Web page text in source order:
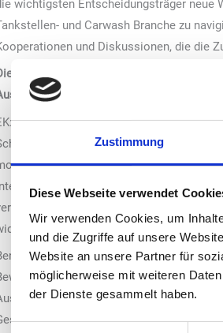
Zustimmung
Diese Webseite verwendet
Wir verwenden Cookies, um
und die Zugriffe auf unsere
Website an unsere Partner für
möglicherweise mit weiteren
der Dienste gesammelt haben.
wichtigsten Entscheidungsträger neue
und Carwash Branche zu
und Diskussionen, die die
kommende Ausgabe markiert auch
verändert?
Im Laufe der Jahre hat die UNITI
eines bemerkenswerten
Technologien und
Ausrichtung und
Fachleute aus der ganzen
Boroewitsch: Die kontinuierliche
für den nachhaltigen Beitrag und
unterstützen wir diesen Wandel.
machen können.